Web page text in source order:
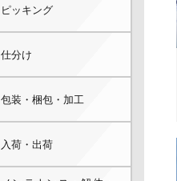
ピッキング
仕分け
包装・梱包・加工
入荷・出荷